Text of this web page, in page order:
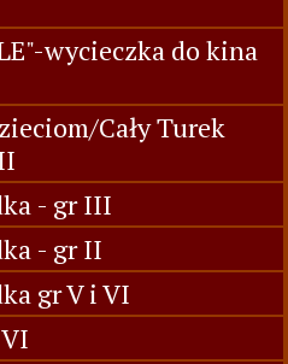
wycieczka do kina
Cały Turek
- gr III
- gr II
gr V i VI